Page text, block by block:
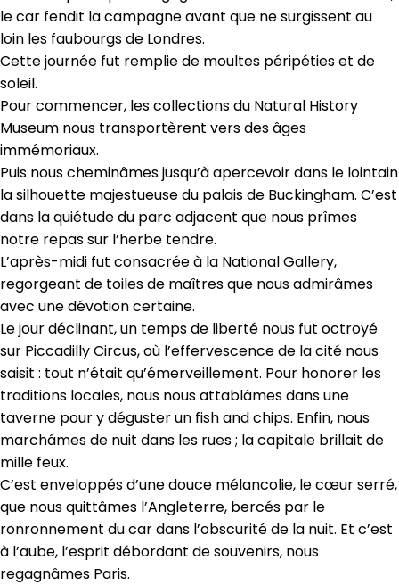
le car fendit la campagne avant que ne surgissent au
loin les faubourgs de Londres.
Cette journée fut remplie de moultes péripéties et de
soleil.
Pour commencer, les collections du Natural History
Museum nous transportèrent vers des âges
immémoriaux.
Puis nous cheminâmes jusqu’à apercevoir dans le lointain
la silhouette majestueuse du palais de Buckingham. C’est
dans la quiétude du parc adjacent que nous prîmes
notre repas sur l’herbe tendre.
L’après-midi fut consacrée à la National Gallery,
regorgeant de toiles de maîtres que nous admirâmes
avec une dévotion certaine.
Le jour déclinant, un temps de liberté nous fut octroyé
sur Piccadilly Circus, où l’effervescence de la cité nous
saisit : tout n’était qu’émerveillement. Pour honorer les
traditions locales, nous nous attablâmes dans une
taverne pour y déguster un fish and chips. Enfin, nous
marchâmes de nuit dans les rues ; la capitale brillait de
mille feux.
C’est enveloppés d’une douce mélancolie, le cœur serré,
que nous quittâmes l’Angleterre, bercés par le
ronronnement du car dans l’obscurité de la nuit. Et c’est
à l’aube, l’esprit débordant de souvenirs, nous
regagnâmes Paris.